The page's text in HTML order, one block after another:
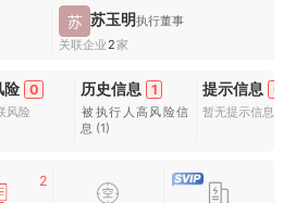
苏 苏玉明执行董事
关联企业 2家
险 0
风险
历史信息 1
被执行人高风险信
息 (1)
提示信息 0
暂无提示信息
2